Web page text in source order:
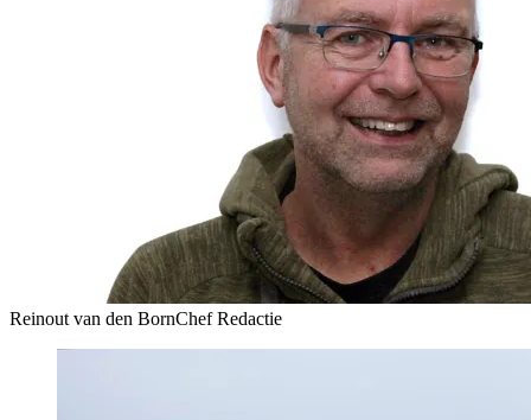
Reinout van den BornChef Redactie